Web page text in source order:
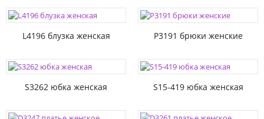
L4196 блузка женская P3191 брюки женские
S3262 юбка женская S15-419 юбка женская